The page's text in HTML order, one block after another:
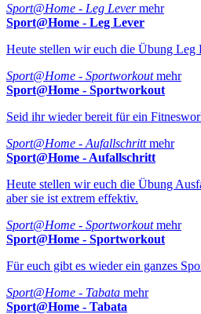
Sport@Home - Leg Lever mehr
Sport@Home - Leg Lever
Heute stellen wir euch die Übung Leg
Sport@Home - Sportworkout mehr
Sport@Home - Sportworkout
Seid ihr wieder bereit für ein
Sport@Home - Aufallschritt mehr
Sport@Home - Aufallschritt
Heute stellen wir euch die Übung
aber sie ist extrem effektiv.
Sport@Home - Sportworkout mehr
Sport@Home - Sportworkout
Für euch gibt es wieder ein ganzes
Sport@Home - Tabata mehr
Sport@Home - Tabata